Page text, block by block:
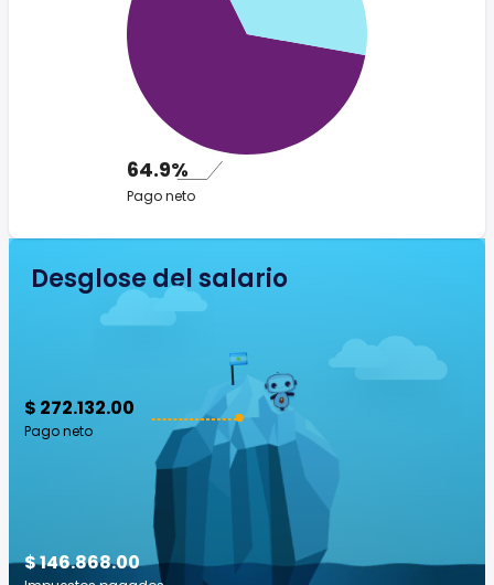
64.9%
Pago neto
Desglose del salario
$ 272.132.00
Pago neto
$ 146.868.00